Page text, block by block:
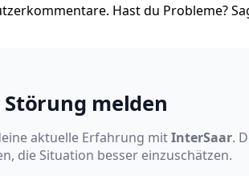
Hast du Probleme?
Störung melden
aktuelle Erfahrung mitInterSaar.
die Situation besser einzuschätzen.